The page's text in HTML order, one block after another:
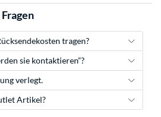
tragen?
sie kontaktieren“?
verlegt.
Artikel?